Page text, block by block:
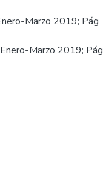
Marzo 2019; Pág
Marzo 2019; Pág